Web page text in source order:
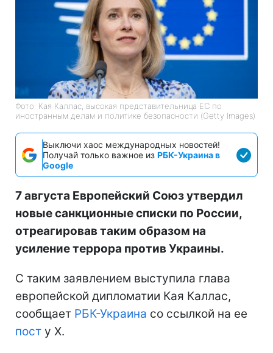
Фото: Кая Каллас, высокая представительница ЕС по
иностранным делам и политике безопасности (Getty Images)
Выключи хаос международных новостей!
Получай только важное из РБК-Украина в
Google
7 августа Европейский Союз утвердил
новые санкционные списки по России,
отреагировав таким образом на
усиление террора против Украины.
С таким заявлением выступила глава
европейской дипломатии Кая Каллас,
сообщает РБК-Украина со ссылкой на ее
пост у Х.